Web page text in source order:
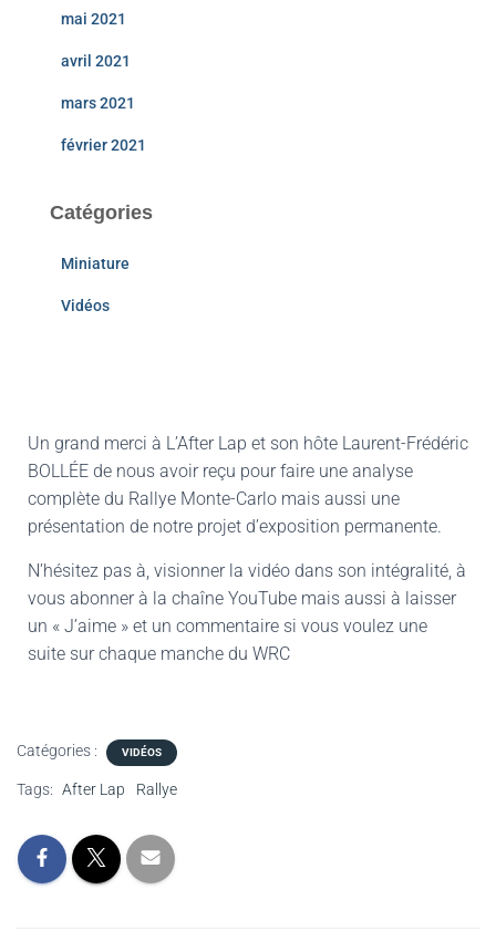
mai 2021
avril 2021
mars 2021
février 2021
Catégories
Miniature
Vidéos
Un grand merci à L’After Lap et son hôte Laurent-Frédéric
BOLLÉE de nous avoir reçu pour faire une analyse
complète du Rallye Monte-Carlo mais aussi une
présentation de notre projet d’exposition permanente.
N’hésitez pas à, visionner la vidéo dans son intégralité, à
vous abonner à la chaîne YouTube mais aussi à laisser
un « J’aime » et un commentaire si vous voulez une
suite sur chaque manche du WRC
Catégories : VIDÉOS
Tags: After Lap Rallye